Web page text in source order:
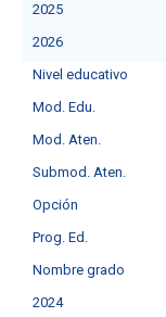
2025
2026
Nivel educativo
Mod. Edu.
Mod. Aten.
Submod. Aten.
Opción
Prog. Ed.
Nombre grado
2024